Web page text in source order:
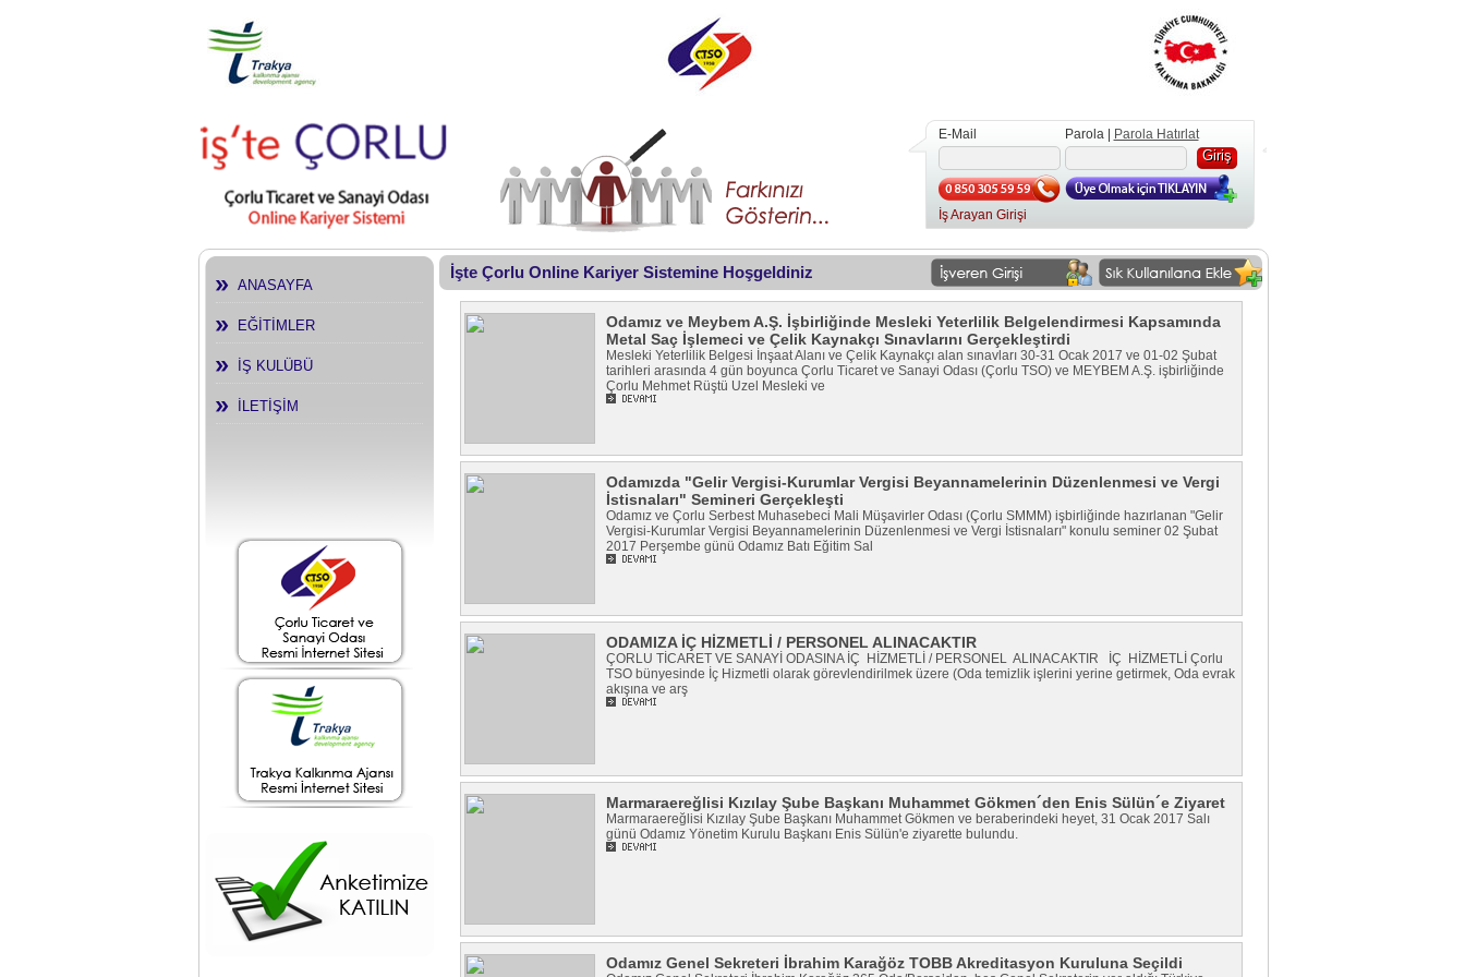
E-Mail Parola | Parola Hatırlat
İş Arayan Girişi
ANASAYFA
EĞİTİMLER
İŞ KULÜBÜ
İLETİŞİM
İşte Çorlu Online Kariyer Sistemine Hoşgeldiniz
Odamız ve Meybem A.Ş. İşbirliğinde Mesleki Yeterlilik Belgelendirmesi Kapsamında
Metal Saç İşlemeci ve Çelik Kaynakçı Sınavlarını Gerçekleştirdi
Mesleki Yeterlilik Belgesi İnşaat Alanı ve Çelik Kaynakçı alan sınavları 30-31 Ocak 2017 ve 01-02 Şubat
tarihleri arasında 4 gün boyunca Çorlu Ticaret ve Sanayi Odası (Çorlu TSO) ve MEYBEM A.Ş. işbirliğinde
Çorlu Mehmet Rüştü Uzel Mesleki ve
Odamızda "Gelir Vergisi-Kurumlar Vergisi Beyannamelerinin Düzenlenmesi ve Vergi
İstisnaları" Semineri Gerçekleşti
Odamız ve Çorlu Serbest Muhasebeci Mali Müşavirler Odası (Çorlu SMMM) işbirliğinde hazırlanan "Gelir
Vergisi-Kurumlar Vergisi Beyannamelerinin Düzenlenmesi ve Vergi İstisnaları" konulu seminer 02 Şubat
2017 Perşembe günü Odamız Batı Eğitim Sal
ODAMIZA İÇ HİZMETLİ / PERSONEL ALINACAKTIR
ÇORLU TİCARET VE SANAYİ ODASINA İÇ HİZMETLİ / PERSONEL ALINACAKTIR İÇ HİZMETLİ Çorlu
TSO bünyesinde İç Hizmetli olarak görevlendirilmek üzere (Oda temizlik işlerini yerine getirmek, Oda evrak
akışına ve arş
Marmaraereğlisi Kızılay Şube Başkanı Muhammet Gökmen´den Enis Sülün´e Ziyaret
Marmaraereğlisi Kızılay Şube Başkanı Muhammet Gökmen ve beraberindeki heyet, 31 Ocak 2017 Salı
günü Odamız Yönetim Kurulu Başkanı Enis Sülün'e ziyarette bulundu.
Odamız Genel Sekreteri İbrahim Karağöz TOBB Akreditasyon Kuruluna Seçildi